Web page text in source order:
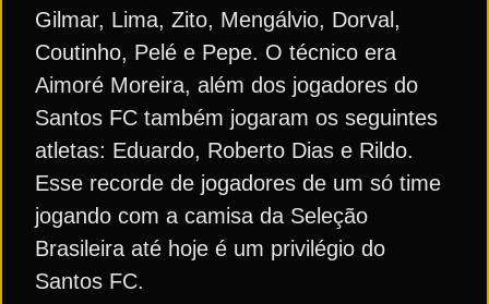
Gilmar, Lima, Zito, Mengálvio, Dorval,
Coutinho, Pelé e Pepe. O técnico era
Aimoré Moreira, além dos jogadores do
Santos FC também jogaram os seguintes
atletas: Eduardo, Roberto Dias e Rildo.
Esse recorde de jogadores de um só time
jogando com a camisa da Seleção
Brasileira até hoje é um privilégio do
Santos FC.